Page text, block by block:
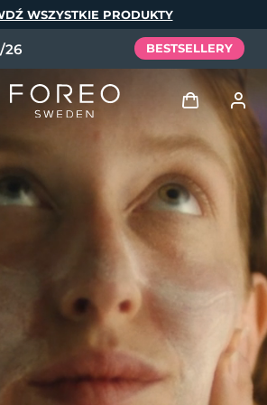
WSZYSTKIE PRODUKTY
26 BESTSELLERY
Zaloguj
Profil użytkownika
Moje urządzenia
Moje zamówienia
Moje adresy
Moje subskrypcje
Tech Elixir
Set
Español
Português
Svenska
Русский
简体中文 繁體中文